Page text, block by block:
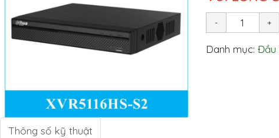
Danh mục:Đầu
Thông số kỹ thuật